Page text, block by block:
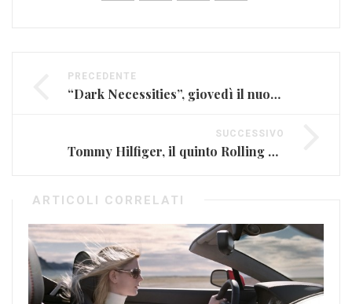
PRECEDENTE
“Dark Necessities”, giovedì il nuovo singolo dei Red Hot Chili Peppers (FOTO)
SUCCESSIVO
Tommy Hilfiger, il quinto Rolling Stones (FOTO)
ARTICOLI CORRELATI